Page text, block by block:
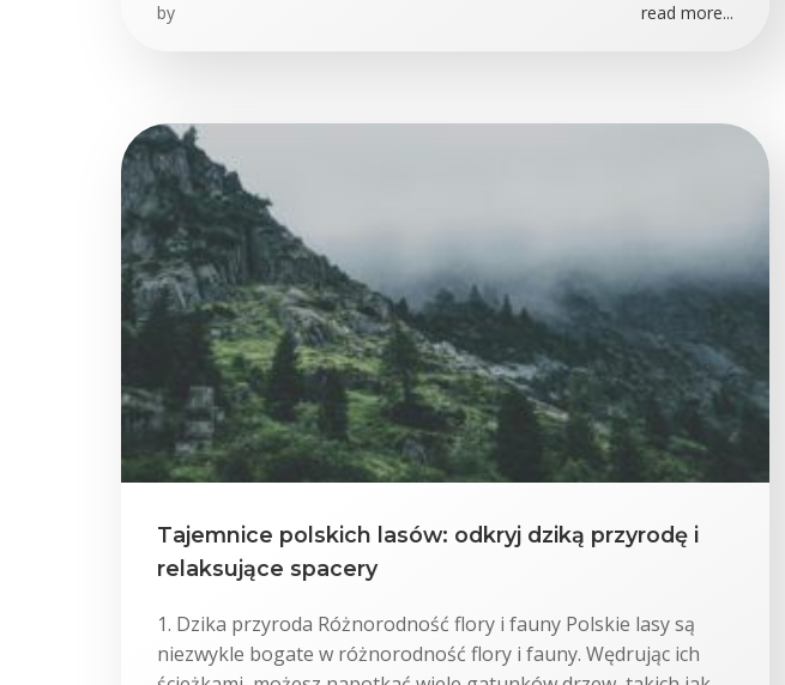
by read more...
Tajemnice polskich lasów: odkryj dziką przyrodę i
relaksujące spacery
1. Dzika przyroda Różnorodność flory i fauny Polskie lasy są
niezwykle bogate w różnorodność flory i fauny. Wędrując ich